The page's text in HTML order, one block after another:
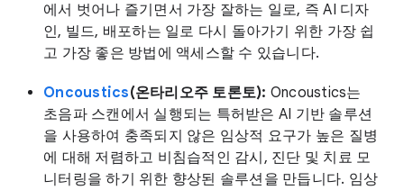
에서 벗어나 즐기면서 가장 잘하는 일로, 즉 AI 디자
인, 빌드, 배포하는 일로 다시 돌아가기 위한 가장 쉽
고 가장 좋은 방법에 액세스할 수 있습니다.
Oncoustics(온타리오주 토론토): Oncoustics는
초음파 스캔에서 실행되는 특허받은 AI 기반 솔루션
을 사용하여 충족되지 않은 임상적 요구가 높은 질병
에 대해 저렴하고 비침습적인 감시, 진단 및 치료 모
니터링을 하기 위한 향상된 솔루션을 만듭니다. 임상